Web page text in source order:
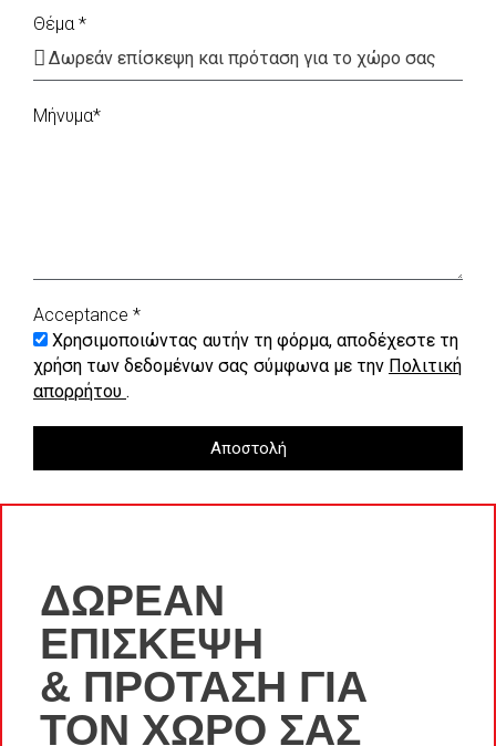
Θέμα *
Μήνυμα*
Acceptance *
Χρησιμοποιώντας αυτήν τη φόρμα, αποδέχεστε τη
χρήση των δεδομένων σας σύμφωνα με την Πολιτική
απορρήτου .
Αποστολή
ΔΩΡΕΑΝ
ΕΠΙΣΚΕΨΗ
& ΠΡΟΤΑΣΗ ΓΙΑ
ΤΟΝ ΧΩΡΟ ΣΑΣ